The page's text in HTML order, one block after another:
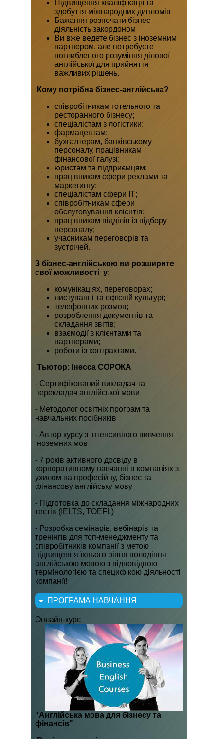
Підвищення кваліфікації та
здобуття міжнародних дипломів
Бажання розпочати бізнес-
діяльність закордоном
Ви вже ведете бізнес з іноземним
партнером, але потребуєте
поглибленого розуміння ділової
англійської для прийняття
важливих рішень.
Кому потрібна бізнес-англійська?
співробітникам готельного та
ресторанного бізнесу;
спеціалістам з логістики;
фармацевтам;
бухгалтерам, банківському
персоналу, працівникам
фінансової галузі;
юристам та підприємцям;
працівникам сфери реклами та
маркетингу;
спеціалістам сфери ІТ;
співробітникам сфери
обслуговування клієнтів;
працівникам відділів із підбору
персоналу;
учасникам переговорів та
зустрічей.
З бізнес-англійською ви розширите
свої можливості у:
комунікаціях, переговорах;
листуванні та офісній культурі;
телефонних розмов;
розроблення документів та
складання звітів;
взаємодії з клієнтами та
партнерами;
роботи із контрактами.
Тьютор: Інесса СОРОКА
- Сертифікований викладач та
перекладач англійської мови
- Методолог освітніх програм та
навчальних посібників
- Автор курсу з інтенсивного вивчення
іноземних мов
- 7 років активного досвіду в
корпоративному навчанні в компаніях з
ухилом на професійну, бізнес та
фінансову англійську мову
- Підготовка до складання міжнародних
тестів (IELTS, TOEFL)
- Розробка семінарів, вебінарів та
тренінгів для топ-менеджменту та
співробітників компанії з метою
підвищення їхнього рівня володіння
англійською мовою з відповідною
термінологією та специфікою діяльності
компанії!
ПРОГРАМА НАВЧАННЯ
Онлайн-курс
"Англійська мова для бізнесу та
фінансів"